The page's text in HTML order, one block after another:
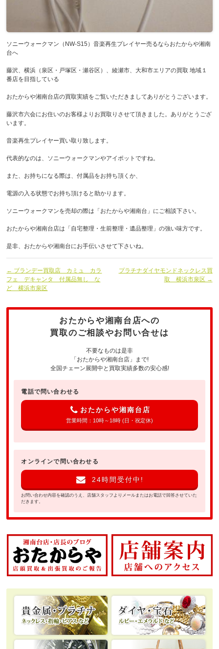
ソニーウォークマン（NW-S15）音楽再生プレイヤー売るならおたからや湘南
台へ
藤沢、横浜（泉区・戸塚区・瀬谷区）、綾瀬市、大和市エリアの買取 地域１
番店を目指している
おたからや湘南台店の買取実績をご覧いただきましてありがとうございます。
藤沢市六会にお住いのお客様よりお買取りさせて頂きました。ありがとうござ
います。
音楽再生プレイヤー買い取り致します。
代表的なのは、ソニーウォークマンやアイポットですね。
また、お持ちになる際は、付属品をお持ち頂くか、
電源の入る状態でお持ち頂けると助かります。
ソニーウォークマンを売却の際は「おたからや湘南台」にご相談下さい。
おたからや湘南台店は「自宅整理・生前整理・遺品整理」の強い味方です。
是非、おたからや湘南台にお手伝いさせて下さいね。
← ブランデー買取店 カミュ カラ
フェ デキャンタ 付属品無し な
ど 横浜市泉区
プラチナダイヤモンドネックレス買
取 横浜市泉区 →
おたからや湘南台店への
買取のご相談やお問い合せは
不要なものは是非
「おたからや湘南台店」まで!
全国チェーン展開中と買取実績多数の安心感!
電話で問い合わせる
おたからや湘南台店
営業時間：10時～18時 (日・祝定休)
オンラインで問い合わせる
24時間受付中!
お問い合わせ内容を確認のうえ、店舗スタッフよりメールまたはお電話で回答させていた
だきます。